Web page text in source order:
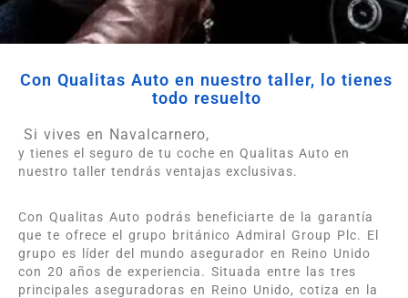
Con Qualitas Auto en nuestro taller, lo tienes
todo resuelto
Si vives en Navalcarnero,
y tienes el seguro de tu coche en Qualitas Auto en
nuestro taller tendrás ventajas exclusivas.
Con Qualitas Auto podrás beneficiarte de la garantía
que te ofrece el grupo británico Admiral Group Plc. El
grupo es líder del mundo asegurador en Reino Unido
con 20 años de experiencia. Situada entre las tres
principales aseguradoras en Reino Unido, cotiza en la